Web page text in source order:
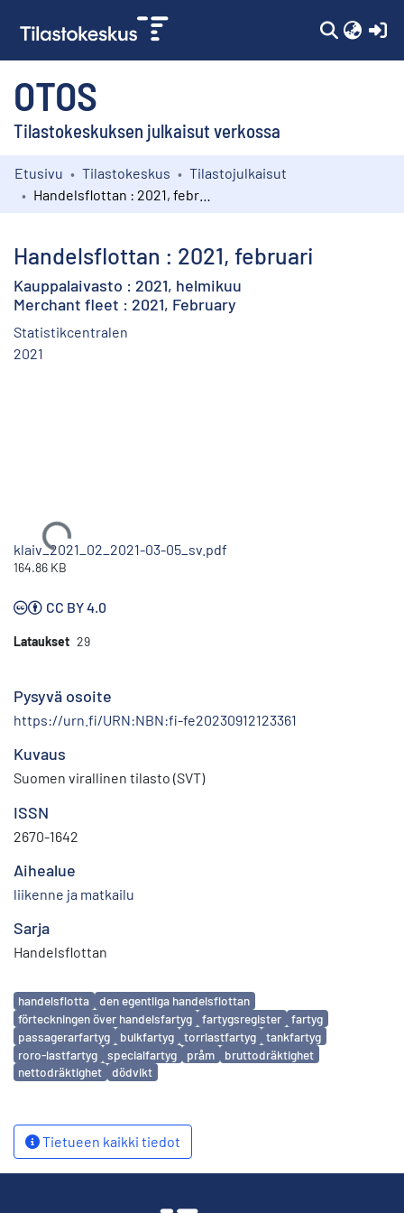
OTOS
Tilastokeskuksen julkaisut verkossa
Kokoelmat
Etusivu Tilastokeskus
Tilastojulkaisut
Handelsflottan : 2021, februari
Kauppalaivasto : 2021, helmikuu
Merchant fleet : 2021, February
Statistikcentralen
2021
Ladataan...
klaiv_2021_02_2021-03-05_sv.pdf
164.86 KB
CC BY 4.0
Lataukset 29
Pysyvä osoite
https://urn.fi/URN:NBN:fi-fe20230912123361
Kuvaus
Suomen virallinen tilasto (SVT)
ISSN
2670-1642
Aihealue
liikenne ja matkailu
Sarja
Handelsflottan
Avainsanat
handelsflotta
den egentliga handelsflottan
förteckningen över handelsfartyg
fartygsregister
fartyg
passagerarfartyg
bulkfartyg torrlastfartyg
tankfartyg
roro-lastfartyg
specialfartyg pråm
bruttodräktighet
nettodräktighet
dödvikt
Tietueen kaikki tiedot